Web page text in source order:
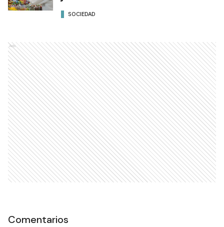
SOCIEDAD
Ads
Comentarios